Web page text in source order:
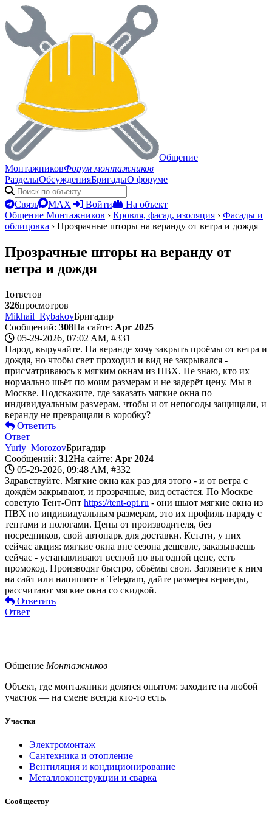
Общение
МонтажниковФорум монтажников
РазделыОбсужденияБригадыО форуме
Связь MAX Войти
На объект
Общение Монтажников › Кровля, фасад, изоляция › Фасады и
облицовка › Прозрачные шторы на веранду от ветра и дождя
Прозрачные шторы на веранду от
ветра и дождя
1ответов
326просмотров
Mikhail_RybakovБригадир
Сообщений: 308На сайте: Apr 2025
05-29-2026, 07:02 AM, #331
Народ, выручайте. На веранде хочу закрыть проёмы от ветра и
дождя, но чтобы свет проходил и вид не закрывался -
присматриваюсь к мягким окнам из ПВХ. Не знаю, кто их
нормально шьёт по моим размерам и не задерёт цену. Мы в
Москве. Подскажите, где заказать мягкие окна по
индивидуальным размерам, чтобы и от непогоды защищали, и
веранду не превращали в коробку?
Ответить
Ответ
Yuriy_MorozovБригадир
Сообщений: 312На сайте: Apr 2024
05-29-2026, 09:48 AM, #332
Здравствуйте. Мягкие окна как раз для этого - и от ветра с
дождём закрывают, и прозрачные, вид остаётся. По Москве
советую Тент-Опт https://tent-opt.ru - они шьют мягкие окна из
ПВХ по индивидуальным размерам, это их профиль наряду с
тентами и пологами. Цены от производителя, без
посредников, свой автопарк для доставки. Кстати, у них
сейчас акция: мягкие окна вне сезона дешевле, заказываешь
сейчас - устанавливают весной по выгодной цене, есть
промокод. Производят быстро, объёмы свои. Загляните к ним
на сайт или напишите в Telegram, дайте размеры веранды,
рассчитают мягкие окна со скидкой.
Ответить
Ответ
Общение Монтажников
Объект, где монтажники делятся опытом: заходите на любой
участок — на смене всегда кто-то есть.
Участки
Электромонтаж
Сантехника и отопление
Вентиляция и кондиционирование
Металлоконструкции и сварка
Сообществу